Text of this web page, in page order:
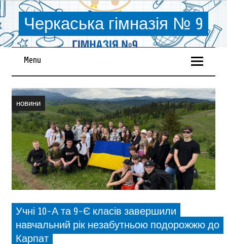
Черкаська гімназія № 9
Menu
новини
Учні 10-А та 9-Є класів завершили
навчальний рік незабутньою подорожжю до
Карпат